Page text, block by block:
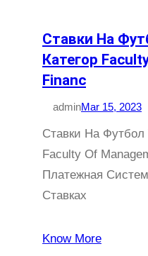
Ставки На
Категор
Financ
adminMar 15, 2023
Ставки На Футбол
Faculty Of
Платежная
Ставках
Know More